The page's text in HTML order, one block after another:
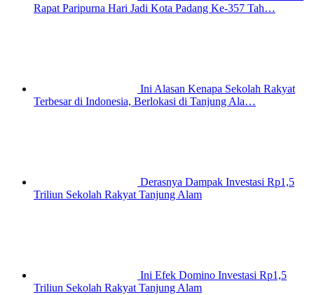
Rapat Paripurna Hari Jadi Kota Padang Ke-357 Tah…
Ini Alasan Kenapa Sekolah Rakyat
Terbesar di Indonesia, Berlokasi di Tanjung Ala…
Derasnya Dampak Investasi Rp1,5
Triliun Sekolah Rakyat Tanjung Alam
Ini Efek Domino Investasi Rp1,5
Triliun Sekolah Rakyat Tanjung Alam